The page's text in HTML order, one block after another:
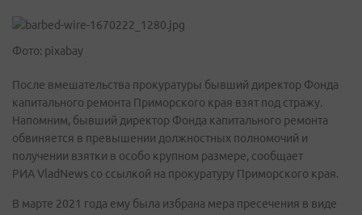
Фото: pixabay
После вмешательства прокуратуры бывший директор Фонда
капитального ремонта Приморского края взят под стражу.
Напомним, бывший директор Фонда капитального ремонта
обвиняется в превышении должностных полномочий и
получении взятки в особо крупном размере, сообщает
РИА VladNews со ссылкой на прокуратуру Приморского края.
В марте 2021 года ему была избрана мера пресечения в виде